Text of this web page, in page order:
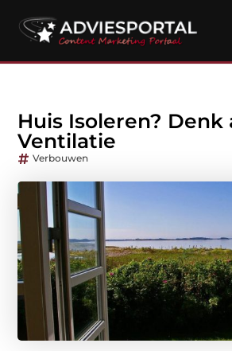
Huis Isoleren? Denk
Ventilatie
Verbouwen